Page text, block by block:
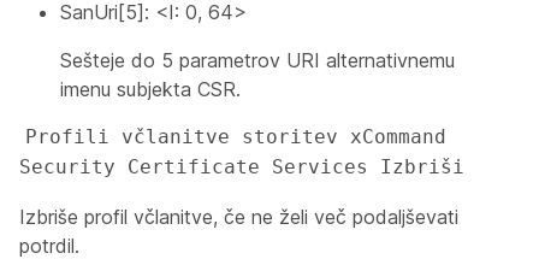
SanUri[5]: <I: 0, 64>
Sešteje do 5 parametrov URI alternativnemu
imenu subjekta CSR.
Profili včlanitve storitev xCommand
Security Certificate Services Izbriši
Izbriše profil včlanitve, če ne želi več podaljševati
potrdil.